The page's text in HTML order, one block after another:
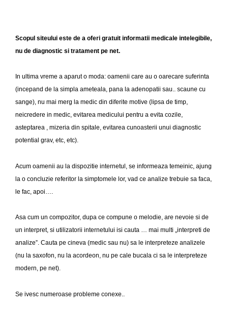
i
n
?
Scopul siteului este de a oferi gratuit informatii medicale intelegibile,
nu de diagnostic si tratament pe net.
In ultima vreme a aparut o moda: oamenii care au o oarecare suferinta
(incepand de la simpla ameteala, pana la adenopatii sau.. scaune cu
sange), nu mai merg la medic din diferite motive (lipsa de timp,
neicredere in medic, evitarea medicului pentru a evita cozile,
asteptarea , mizeria din spitale, evitarea cunoasterii unui diagnostic
potential grav, etc, etc).
Acum oamenii au la dispozitie internetul, se informeaza temeinic, ajung
la o concluzie referitor la simptomele lor, vad ce analize trebuie sa faca,
le fac, apoi….
Asa cum un compozitor, dupa ce compune o melodie, are nevoie si de
un interpret, si utilizatorii internetului isi cauta … mai multi „interpreti de
analize”. Cauta pe cineva (medic sau nu) sa le interpreteze analizele
(nu la saxofon, nu la acordeon, nu pe cale bucala ci sa le interpreteze
modern, pe net).
Se ivesc numeroase probleme conexe..